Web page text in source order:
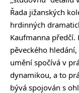
Řada jižanských
hrdinných
Kaufmanna předčí.
pěveckého
umění spočívá v
dynamikou, a to
bývá spojován s